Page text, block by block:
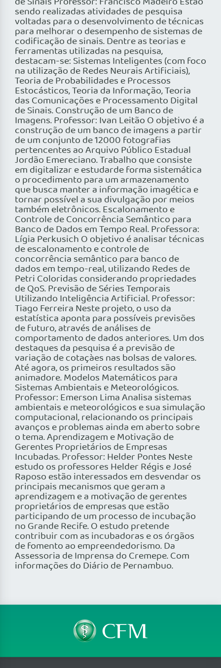
sendo realizadas atividades de pesquisa
voltadas para o desenvolvimento de técnicas
para melhorar o desempenho de sistemas de
codificação de sinais. Dentre as teorias e
ferramentas utilizadas na pesquisa,
destacam-se: Sistemas Inteligentes (com foco
na utilização de Redes Neurais Artificiais),
Teoria de Probabilidades e Processos
Estocásticos, Teoria da Informação, Teoria
das Comunicações e Processamento Digital
de Sinais. Construção de um Banco de
Imagens. Professor: Ivan Leitão O objetivo é a
construção de um banco de imagens a partir
de um conjunto de 12000 fotografias
pertencentes ao Arquivo Público Estadual
Jordão Emereciano. Trabalho que consiste
em digitalizar e estudarde forma sistemática
o procedimento para um armazenamento
que busca manter a informação imagética e
tornar possível a sua divulgação por meios
também eletrônicos. Escalonamento e
Controle de Concorrência Semântico para
Banco de Dados em Tempo Real. Professora:
Lígia Perkusich O objetivo é analisar técnicas
de escalonamento e controle de
concorrência semântico para banco de
dados em tempo-real, utilizando Redes de
Petri Coloridas considerando propriedades
de QoS. Previsão de Séries Temporais
Utilizando Inteligência Artificial. Professor:
Tiago Ferreira Neste projeto, o uso da
estatística aponta para possíveis previsões
de futuro, através de análises de
comportamento de dados anteriores. Um dos
destaques da pesquisa é a previsão de
variação de cotaçàes nas bolsas de valores.
Até agora, os primeiros resultados são
animadore. Modelos Matemáticos para
Sistemas Ambientais e Meteorológicos.
Professor: Emerson Lima Analisa sistemas
ambientais e meteorológicos e sua simulação
computacional, relacionando os principais
avanços e problemas ainda em aberto sobre
o tema. Aprendizagem e Motivação de
Gerentes Proprietários de Empresas
Incubadas. Professor: Helder Pontes Neste
estudo os professores Helder Régis e José
Raposo estão interessados em desvendar os
principais mecanismos que geram a
aprendizagem e a motivação de gerentes
proprietários de empresas que estão
participando de um processo de incubação
no Grande Recife. O estudo pretende
contribuir com as incubadoras e os órgãos
de fomento ao empreendedorismo. Da
Assessoria de Imprensa do Cremepe. Com
informações do Diário de Pernambuo.